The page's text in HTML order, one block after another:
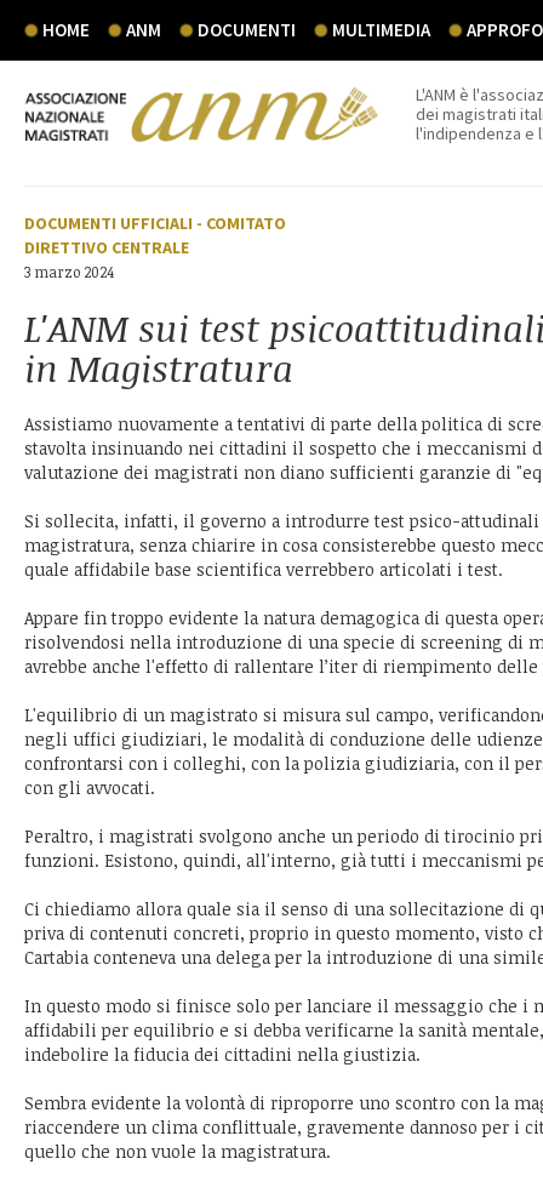
HOME ANM DOCUMENTI MULTIMEDIA
L'ANM è
dei magistrati
l'indipendenza e
DOCUMENTI UFFICIALI - COMITATO
DIRETTIVO CENTRALE
3 marzo 2024
L'ANM sui test
in Magistratura
Assistiamo nuovamente a tentativi di parte della politica di
stavolta insinuando nei cittadini il sospetto che i meccanismi
valutazione dei magistrati non diano sufficienti garanzie di
Si sollecita, infatti, il governo a introdurre test psico-
magistratura, senza chiarire in cosa consisterebbe questo
quale affidabile base scientifica verrebbero articolati i test.
Appare fin troppo evidente la natura demagogica di questa
risolvendosi nella introduzione di una specie di screening di
avrebbe anche l'effetto di rallentare l’iter di riempimento
L'equilibrio di un magistrato si misura sul campo,
negli uffici giudiziari, le modalità di conduzione delle
confrontarsi con i colleghi, con la polizia giudiziaria, con il
con gli avvocati.
Peraltro, i magistrati svolgono anche un periodo di tirocinio
funzioni. Esistono, quindi, all'interno, già tutti i meccanismi
Ci chiediamo allora quale sia il senso di una sollecitazione di
priva di contenuti concreti, proprio in questo momento, visto
Cartabia conteneva una delega per la introduzione di una
In questo modo si finisce solo per lanciare il messaggio che i
affidabili per equilibrio e si debba verificarne la sanità
indebolire la fiducia dei cittadini nella giustizia.
Sembra evidente la volontà di riproporre uno scontro con la
riaccendere un clima conflittuale, gravemente dannoso per i
quello che non vuole la magistratura.